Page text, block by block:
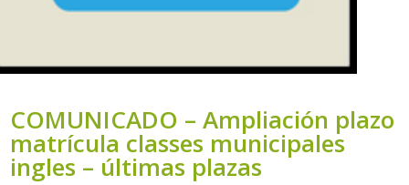
COMUNICADO – Ampliación plazo
matrícula classes municipales
ingles – últimas plazas